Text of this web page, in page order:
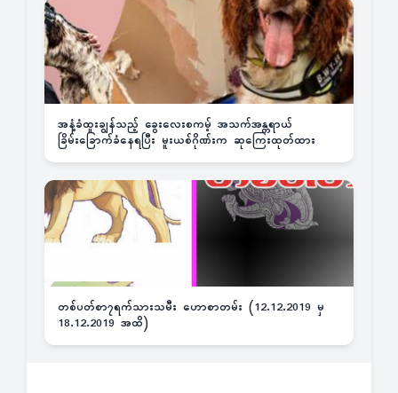
အနံ့ခံထူးချွန်သည့် ခွေးလေးစကမ့် အသက်အန္တရာယ်
ခြိမ်းခြောက်ခံနေရပြီး မူးယစ်ဂိုဏ်းက ဆုကြေးထုတ်ထား
တစ်ပတ်စာ၇ရက်သားသမီး ဟောစာတမ်း (12.12.2019 မှ
18.12.2019 အထိ)